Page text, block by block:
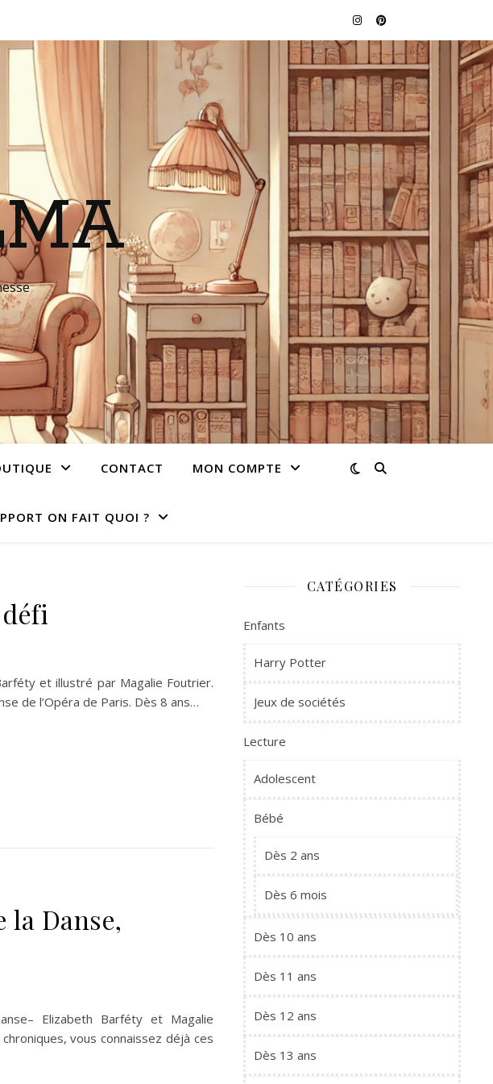
CONTACT MON COMPTE
ON FAIT QUOI ?
et illustré par Magalie Foutrier.
de l’Opéra de Paris. Dès 8 ans…
la Danse,
Elizabeth Barféty et Magalie
vous connaissez déjà ces
CATÉGORIES
Enfants
Harry Potter
Jeux de sociétés
Lecture
Adolescent
Bébé
Dès 2 ans
Dès 6 mois
Dès 10 ans
Dès 11 ans
Dès 12 ans
Dès 13 ans